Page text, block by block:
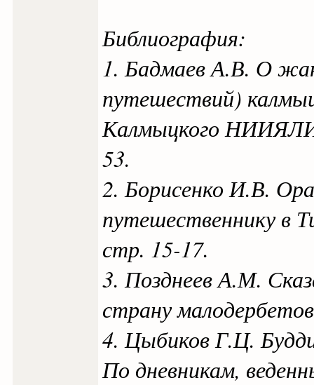
Библиография:
1. Бадмаев А.В. О
путешествий)
Калмыцкого
53.
2. Борисенко И.В.
путешественнику в
стр. 15-17.
3. Позднеев А.М.
страну
4. Цыбиков Г.Ц.
По дневникам,